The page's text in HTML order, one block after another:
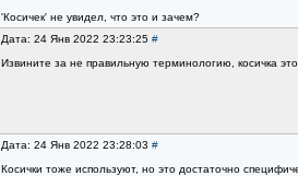
'Косичек' не увидел, что это и зачем?
Дата: 24 Янв 2022 23:23:25 #
Извините за не правильную терминологию, косичка
Дата: 24 Янв 2022 23:28:03 #
Косички тоже используют, но это достаточно